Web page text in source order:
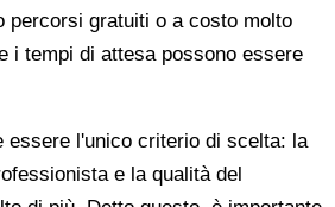
percorsi gratuiti o a costo molto
i tempi di attesa possono essere
essere l'unico criterio di scelta: la
e la qualità del